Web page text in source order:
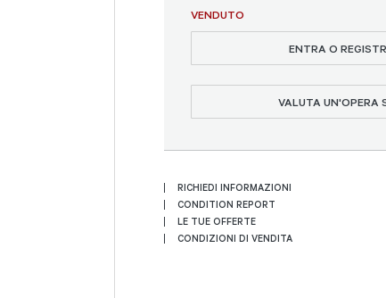
VENDUTO
ENTRA O
VALUTA UN'OPERA
RICHIEDI INFORMAZIONI
CONDITION REPORT
LE TUE OFFERTE
CONDIZIONI DI VENDITA